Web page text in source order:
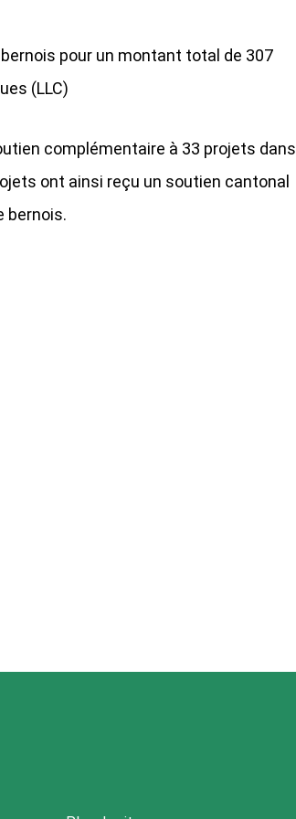
pour un montant total de 307
(LLC)
complémentaire à 33 projets dans
ont ainsi reçu un soutien cantonal
bernois.